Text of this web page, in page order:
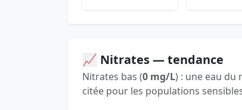
📈 Nitrates — tendance
Nitrates bas (0 mg/L) : une eau du
citée pour les populations